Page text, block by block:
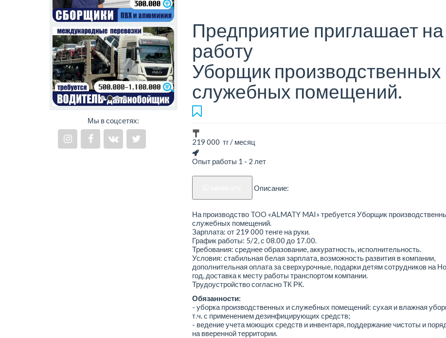
Мы в соцсетях:
Предприятие приглашает на
работу
Уборщик производственных
служебных помещений.
219 000 тг / месяц
Опыт работы 1 - 2 лет
Описание:
На производство TOO «ALMATY MAI» требуется Уборщик
служебных помещений.
Зарплата: от 219 000 тенге на руки.
График работы: 5/2, с 08.00 до 17.00.
Требования: среднее образование, аккуратность, исполнительность.
Условия: стабильная белая зарплата, возможность развития в компании,
дополнительная оплата за сверхурочные, подарки детям сотрудников на
год, доставка к месту работы транспортом компании.
Трудоустройство согласно ТК РК.
Обязанности:
- уборка производственных и служебных помещений: сухая и влажная
т.ч. с применением дезинфицирующих средств;
- ведение учета моющих средств и инвентаря, поддержание чистоты и
на вверенной территории.